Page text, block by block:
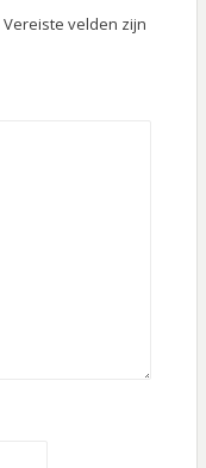
Vereiste velden zijn